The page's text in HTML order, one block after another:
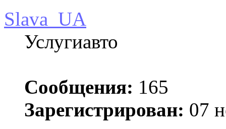
Slava_UA
Услугиавто
Сообщения: 165
Зарегистрирован: 07